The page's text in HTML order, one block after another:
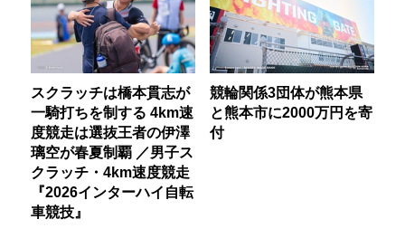
スクラッチは橋本貫志が
一騎打ちを制する 4km速
度競走は選抜王者の伊澤
璃空が春夏制覇 ／男子ス
クラッチ・4km速度競走
『2026インターハイ自転
車競技』
競輪関係3団体が熊本県
と熊本市に2000万円を寄
付